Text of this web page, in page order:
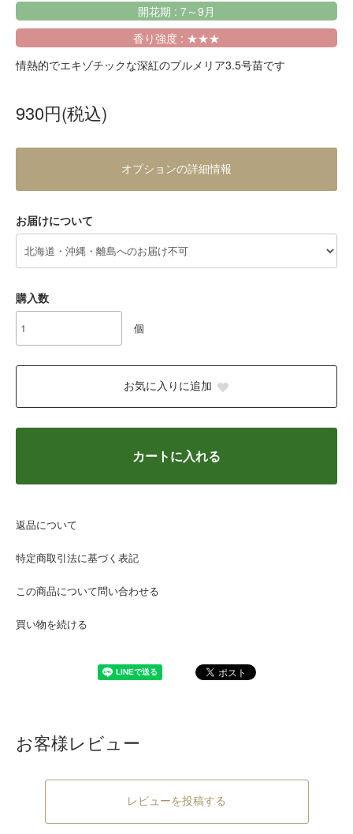
開花期 : 7～9月
香り強度 : ★★★
情熱的でエキゾチックな深紅のプルメリア3.5号苗です
930円(税込)
オプションの詳細情報
お届けについて
購入数
個
お気に入りに追加
カートに入れる
返品について
特定商取引法に基づく表記
この商品について問い合わせる
買い物を続ける
お客様レビュー
レビューを投稿する